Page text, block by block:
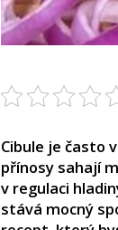
Cibule je často
přínosy sahají
v regulaci
stává mocný